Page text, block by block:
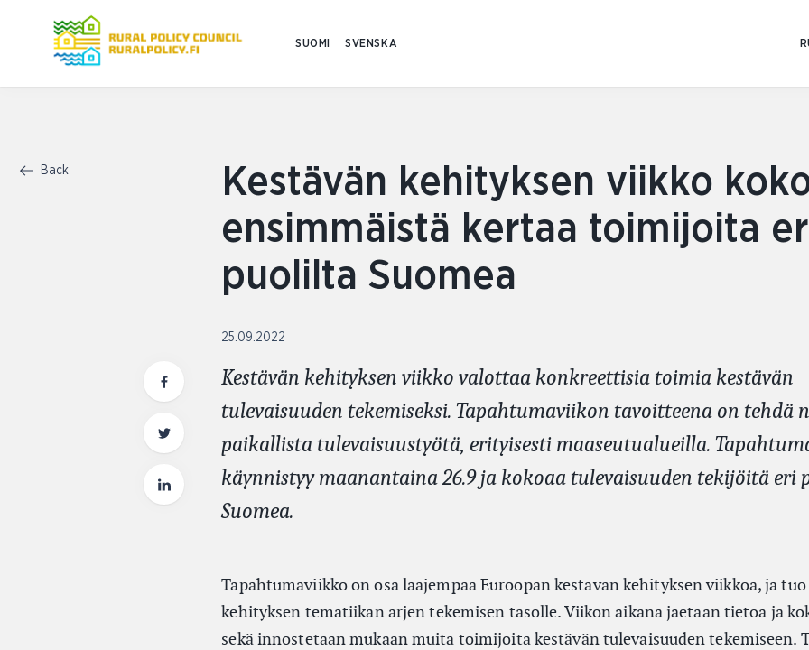
SUOMI SVENSKA
Back
Kestävän kehityksen viikko
ensimmäistä kertaa toimijoita
puolilta Suomea
25.09.2022
Kestävän kehityksen viikko valottaa konkreettisia toimia kestävän
tulevaisuuden tekemiseksi. Tapahtumaviikon tavoitteena on tehdä
paikallista tulevaisuustyötä, erityisesti maaseutualueilla.
käynnistyy maanantaina 26.9 ja kokoaa tulevaisuuden tekijöitä eri
Suomea.
Tapahtumaviikko on osa laajempaa Euroopan kestävän kehityksen viikkoa, ja
kehityksen tematiikan arjen tekemisen tasolle. Viikon aikana jaetaan tietoa ja
sekä innostetaan mukaan muita toimijoita kestävän tulevaisuuden tekemiseen.